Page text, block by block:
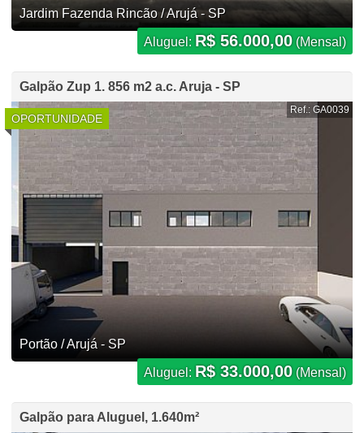
Jardim Fazenda Rincão / Arujá - SP
Aluguel: R$ 56.000,00 (Mensal)
Galpão Zup 1. 856 m2 a.c. Aruja - SP
OPORTUNIDADE
Ref.: GA0039
Portão / Arujá - SP
Aluguel: R$ 33.000,00 (Mensal)
Galpão para Aluguel, 1.640m²